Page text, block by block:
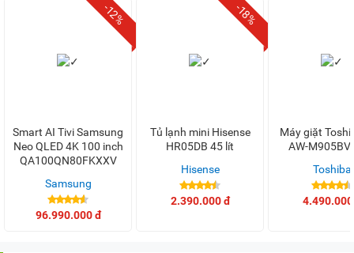
-12%
Smart AI Tivi Samsung
Neo QLED 4K 100 inch
QA100QN80FKXXV
Samsung
96.990.000 đ
-18%
Tủ lạnh mini Hisense
HR05DB 45 lít
Hisense
2.390.000 đ
Máy giặt
AW-
Toshiba